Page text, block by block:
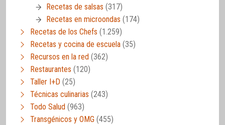
Recetas de salsas (317)
Recetas en microondas (174)
Recetas de los Chefs (1.259)
Recetas y cocina de escuela (35)
Recursos en la red (362)
Restaurantes (120)
Taller I+D (25)
Técnicas culinarias (243)
Todo Salud (963)
Transgénicos y OMG (455)